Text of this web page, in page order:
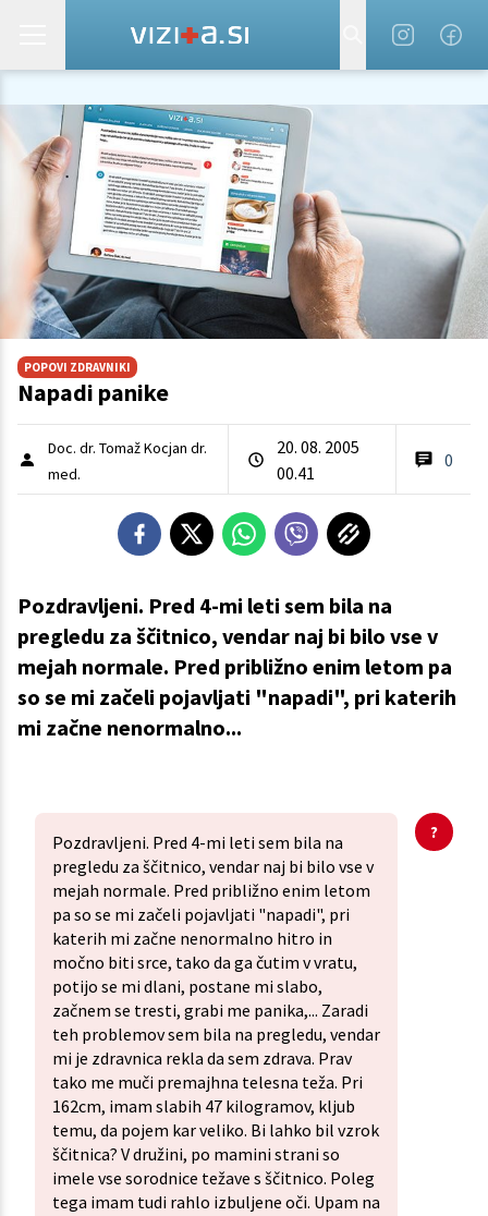
POPOVI ZDRAVNIKI
Napadi panike
Doc. dr. Tomaž Kocjan dr.
med.
20. 08. 2005
00.41
0
Pozdravljeni. Pred 4-mi leti sem bila na
pregledu za ščitnico, vendar naj bi bilo vse v
mejah normale. Pred približno enim letom pa
so se mi začeli pojavljati "napadi", pri katerih
mi začne nenormalno...
Pozdravljeni. Pred 4-mi leti sem bila na
pregledu za ščitnico, vendar naj bi bilo vse v
mejah normale. Pred približno enim letom
pa so se mi začeli pojavljati "napadi", pri
katerih mi začne nenormalno hitro in
močno biti srce, tako da ga čutim v vratu,
potijo se mi dlani, postane mi slabo,
začnem se tresti, grabi me panika,... Zaradi
teh problemov sem bila na pregledu, vendar
mi je zdravnica rekla da sem zdrava. Prav
tako me muči premajhna telesna teža. Pri
162cm, imam slabih 47 kilogramov, kljub
temu, da pojem kar veliko. Bi lahko bil vzrok
ščitnica? V družini, po mamini strani so
imele vse sorodnice težave s ščitnico. Poleg
tega imam tudi rahlo izbuljene oči. Upam na